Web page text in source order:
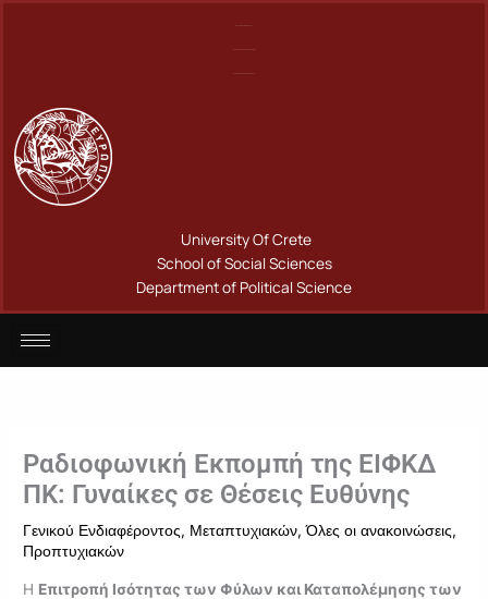
University Of Crete
School of Social Sciences
Department of Political Science
Ραδιοφωνική Εκπομπή της ΕΙΦΚΔ
ΠΚ: Γυναίκες σε Θέσεις Ευθύνης
Γενικού Ενδιαφέροντος, Μεταπτυχιακών,Όλες οι ανακοινώσεις,
Προπτυχιακών
Η Επιτροπή Ισότητας των Φύλων και Καταπολέμησης των